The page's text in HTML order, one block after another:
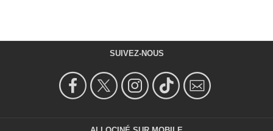
SUIVEZ-NOUS